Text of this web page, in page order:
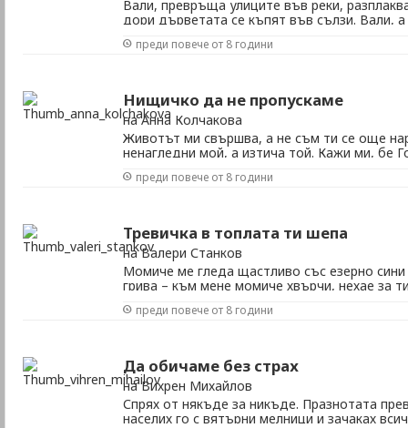
Вали, превръща улиците във реки,
дори дърветата се къпят във сълзи. Вали,
съдби. Вали, и облакът над нас гърми,
преди повече от 8 години
Нищичко да не пропускаме
на Анна Колчакова
Животът ми свършва, а не съм ти се още
ненагледни мой, а изтича той. Кажи ми, бе
искам уюта ти, ненаситна съм, ненагледни
преди повече от 8 години
Тревичка в топлата ти шепа
на Валери Станков
Момиче ме гледа щастливо със езерно сини
грива – към мене момиче хвърчи, нехае за
земята под мене ли пари – или се въззех в
преди повече от 8 години
Да обичаме без страх
на Вихрен Михайлов
Спрях от някъде за никъде. Празнотата
населих го с вятърни мелници и зачаках